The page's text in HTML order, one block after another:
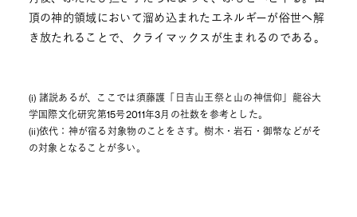
頂の神的領域において溜め込まれたエネルギーが俗世へ解
き放たれることで、クライマックスが生まれるのである。
(i) 諸説あるが、ここでは須藤護「日吉山王祭と山の神信仰」龍谷大
学国際文化研究第15号2011年3月の社数を参考とした。
(ii)依代：神が宿る対象物のことをさす。樹木・岩石・御幣などがそ
の対象となることが多い。